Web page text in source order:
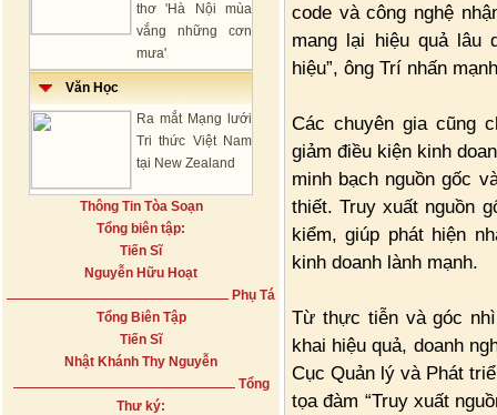
thơ 'Hà Nội mùa
vắng những cơn
mưa'
Văn Học
Ra mắt Mạng lưới
Tri thức Việt Nam
tại New Zealand
Thông Tin Tòa Soạn
Tổng biên tập:
Tiến Sĩ
Nguyễn Hữu Hoạt
Phụ Tá
Tổng Biên Tập
Tiến Sĩ
Nhật Khánh Thy Nguyễn
Tổng
Thư ký:
code và công nghệ
mang lại hiệu quả lâu
hiệu”, ông Trí nhấn
Các chuyên gia cũng
giảm điều kiện kinh
minh bạch nguồn gốc
thiết. Truy xuất nguồn
kiểm, giúp phát hiện
kinh doanh lành mạnh.
Từ thực tiễn và góc
khai hiệu quả, doanh
Cục Quản lý và Phát
tọa đàm “Truy xuất